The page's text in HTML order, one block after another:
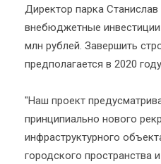
Директор парка
внебюджетные
млн рублей. Завершить
предполагается в 2020
"Наш проект
принципиально нового
инфраструктурного
городского пространства